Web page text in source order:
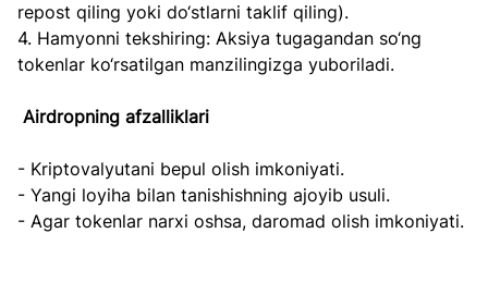
repost qiling yoki do‘stlarni taklif qiling).
4. Hamyonni tekshiring: Aksiya tugagandan so‘ng
tokenlar ko‘rsatilgan manzilingizga yuboriladi.
Airdropning afzalliklari
- Kriptovalyutani bepul olish imkoniyati.
- Yangi loyiha bilan tanishishning ajoyib usuli.
- Agar tokenlar narxi oshsa, daromad olish imkoniyati.